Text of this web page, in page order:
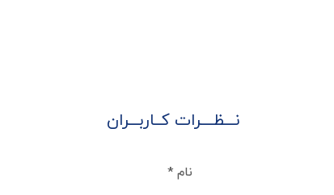
نـــظــــرات کــاربـــران
نام *